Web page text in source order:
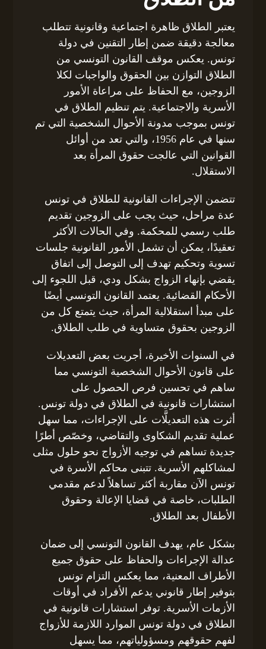
يعتبر الطلاق ظاهرة اجتماعية وقانونية تتطلب
معالجة دقيقة ضمن إطار التقنين في دولة
تونس. يعكس موقف القانون التونسي من
الطلاق التوازن بين الحقوق والواجبات لكلا
الزوجين، مع الحفاظ على مراعاة الأمور
الأسرية والاجتماعية. يتم تنظيم الطلاق في
تونس بموجب مدونة الأحوال الشخصية التي تم
سنها في عام 1956، والتي تعد من أوائل
القوانين التي عالجت حقوق المرأة بعد
الاستقلال.
تتضمن الإجراءات القانونية للطلاق في تونس
عدة مراحل، حيث يجب على الزوجين تقديم
طلب رسمي للمحكمة. وفي الحالات الأكثر
تعقيدًا، يمكن أن تشمل الأمور القانونية جلسات
تسوية وتحكيم تهدف إلى التوصل إلى اتفاق
يقضي بإنهاء الزواج بشكل ودي، قبل اللجوء إلى
الأحكام القضائية. يعتمد القانون التونسي أيضًا
على مبدأ استقلالية المرأة، حيث يتمتع كل من
الزوجين بحقوق متساوية في طلب الطلاق.
في السنوات الأخيرة، أجريت بعض التعديلات
على قانون الأحوال الشخصية التونسي مما
ساهم في تحسين فرص الحصول على
استشارات قانونية في الطلاق في دولة تونس.
أثرت هذه التعديلَّات على الإجراءات، مما سهل
عملية تقديم الشكاوى والتقاضي، وخصّص أطرًا
جديدة تساهم في توجيه الأزواج نحو حلول مثلى
لمشاكلهم الأسرية. تتبنى محاكم الأسرة في
تونس الآن مقاربة أكثر تساهلاً لدعم مقدمي
الطلبات، خاصة في قضايا الإعالة وحقوق
الأطفال بعد الطلاق.
بشكل عام، يهدف القانون التونسي إلى ضمان
عدالة الإجراءات والحفاظ على حقوق جميع
الأطراف المعنية، مما يعكس التزام تونس
بتوفير إطار قانوني يدعم الأفراد في أوقات
الأزمات الأسرية. توفر استشارات قانونية في
الطلاق في دولة تونس الموارد اللازمة للأزواج
لفهم حقوقهم ومسؤولياتهم، مما يسهل